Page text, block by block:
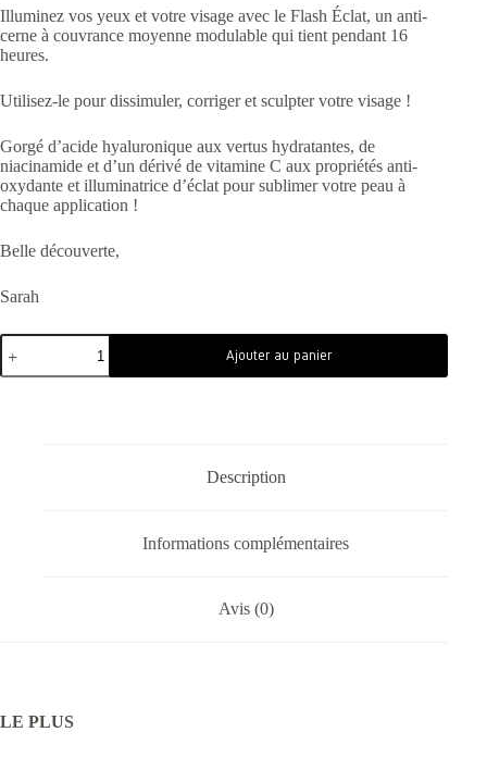
Illuminez vos yeux et votre visage avec le Flash Éclat, un anti-
cerne à couvrance moyenne modulable qui tient pendant 16
heures.
Utilisez-le pour dissimuler, corriger et sculpter votre visage !
Gorgé d’acide hyaluronique aux vertus hydratantes, de
niacinamide et d’un dérivé de vitamine C aux propriétés anti-
oxydante et illuminatrice d’éclat pour sublimer votre peau à
chaque application !
Belle découverte,
Sarah
Ajouter au panier
Description
Informations complémentaires
Avis (0)
LE PLUS